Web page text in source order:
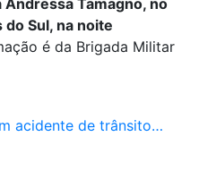
do Sul, na noite
é da Brigada Militar
acidente de trânsito…